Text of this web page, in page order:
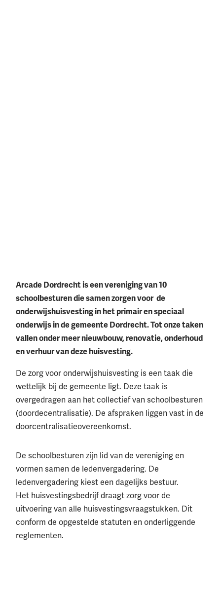
Arcade Dordrecht is een vereniging van 10
schoolbesturen die samen zorgen voor de
onderwijshuisvesting in het primair en speciaal
onderwijs in de gemeente Dordrecht. Tot onze taken
vallen onder meer nieuwbouw, renovatie, onderhoud
en verhuur van deze huisvesting.
De zorg voor onderwijshuisvesting is een taak die
wettelijk bij de gemeente ligt. Deze taak is
overgedragen aan het collectief van schoolbesturen
(doordecentralisatie). De afspraken liggen vast in de
doorcentralisatieovereenkomst.
De schoolbesturen zijn lid van de vereniging en
vormen samen de ledenvergadering. De
ledenvergadering kiest een dagelijks bestuur.
Het huisvestingsbedrijf draagt zorg voor de
uitvoering van alle huisvestingsvraagstukken. Dit
conform de opgestelde statuten en onderliggende
reglementen.